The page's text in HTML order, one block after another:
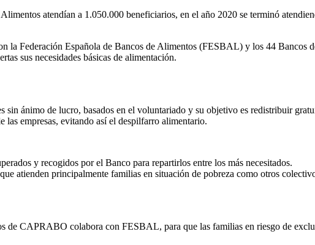
atendían a 1.050.000 beneficiarios, en el año 2020 se terminó
la Federación Española de Bancos de Alimentos (FESBAL) y los 44 Bancos
sus necesidades básicas de alimentación.
sin ánimo de lucro, basados en el voluntariado y su objetivo es redistribuir
las empresas, evitando así el despilfarro alimentario.
y recogidos por el Banco para repartirlos entre los más necesitados.
atienden principalmente familias en situación de pobreza como otros
de CAPRABO colabora con FESBAL, para que las familias en riesgo de